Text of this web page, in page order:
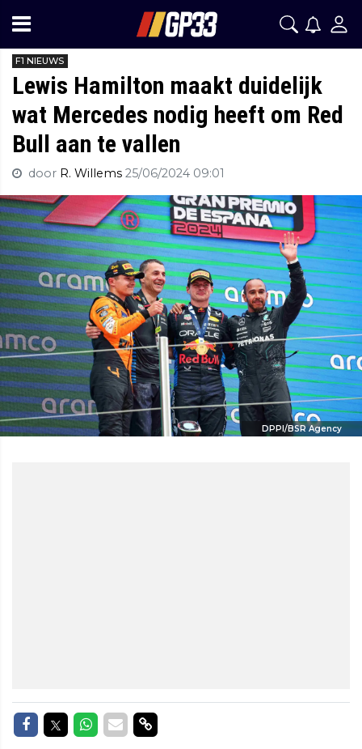
F1 NIEUWS
Lewis Hamilton maakt duidelijk
wat Mercedes nodig heeft om Red
Bull aan te vallen
door R. Willems 25/06/2024 09:01
DPPI/BSR Agency
Delen op Facebook
Delen op Twitter
Delen op Whatsapp
Delen via Mail
Delen via link